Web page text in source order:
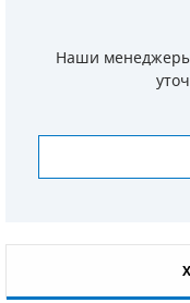
Наши менеджеры
ФИЛЬТРОВ
ДИЗЕЛЬНЫЕ ДВИГАТЕЛИ
ДЕТАЛИ ДВС